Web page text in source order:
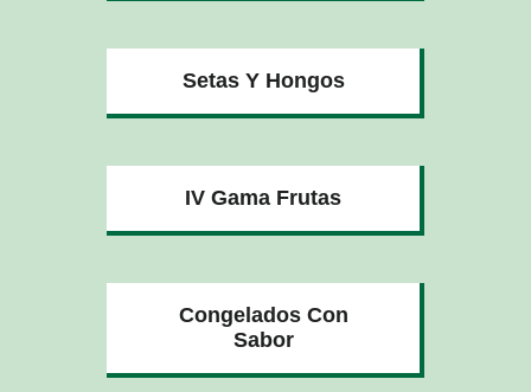
Setas Y Hongos
IV Gama Frutas
Congelados Con
Sabor